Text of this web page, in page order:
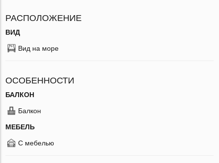
РАСПОЛОЖЕНИЕ
ВИД
Вид на море
ОСОБЕННОСТИ
БАЛКОН
Балкон
МЕБЕЛЬ
С мебелью